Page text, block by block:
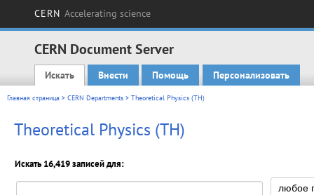
CERN Accelerating science
CERN Document Server
Main menu
Искать Внести Помощь Персонализовать
Главная страница > CERN Departments > Theoretical Physics (TH)
Theoretical Physics (TH)
Искать 16,419 записей для: